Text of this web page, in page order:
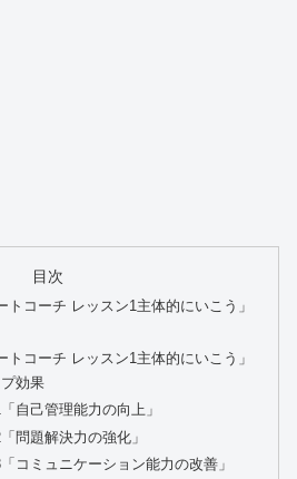
目次
トコーチ レッスン1主体的にいこう」
トコーチ レッスン1主体的にいこう」
効果
自己管理能力の向上」
問題解決力の強化」
コミュニケーション能力の改善」